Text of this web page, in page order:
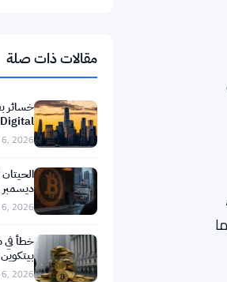
BNB
BNB
Solana
SOL
XRP
XRP